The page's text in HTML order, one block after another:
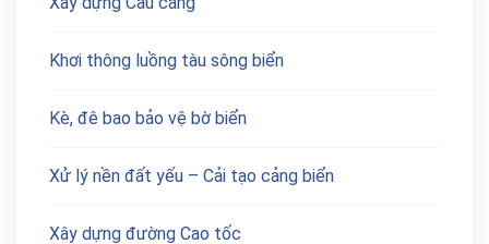
Khơi thông luồng tàu sông biển
Kè, đê bao bảo vệ bờ biển
Xử lý nền đất yếu – Cải tạo cảng biển
Xây dựng đường Cao tốc